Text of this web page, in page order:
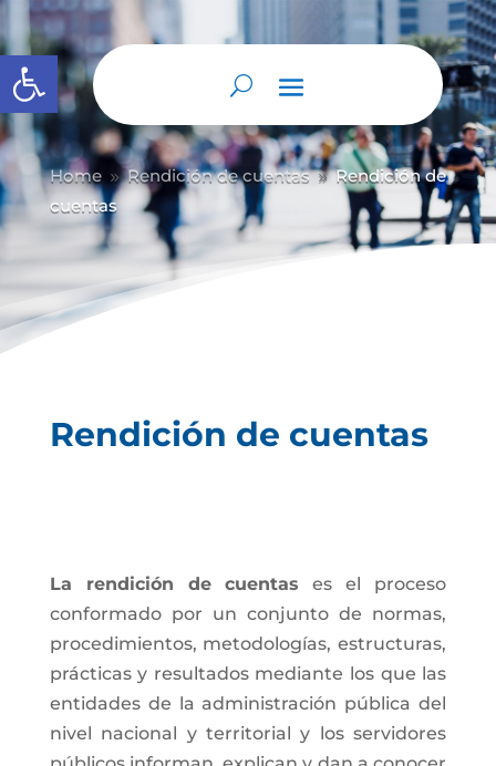
Abrir barra de herramientas
Home 9 Rendición de cuentas 9 Rendición de
cuentas
Rendición de cuentas
La rendición de cuentas es el proceso
conformado por un conjunto de normas,
procedimientos, metodologías, estructuras,
prácticas y resultados mediante los que las
entidades de la administración pública del
nivel nacional y territorial y los servidores